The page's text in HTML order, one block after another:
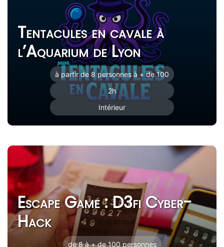
Tentacules en cavale à
l’Aquarium de Lyon
à partir de 8 personnes à + de 100
2h
Intérieur
Escape Game : D3fi Cyber-
Hack
de 8 à + de 100 personnes